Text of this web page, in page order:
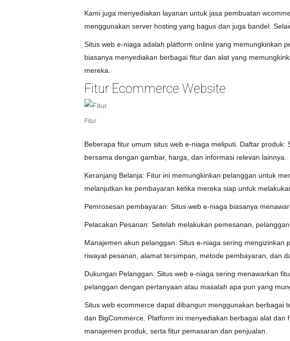
Kami juga menyediakan layanan untuk jasa pembuatan
menggunakan server hosting yang bagus dan juga bandel.
Situs web e-niaga adalah platform online yang memungkinkan
biasanya menyediakan berbagai fitur dan alat yang
mereka.
Fitur Ecommerce Website
Fitur
Beberapa fitur umum situs web e-niaga meliputi. Daftar
bersama dengan gambar, harga, dan informasi relevan lainnya.
Keranjang Belanja: Fitur ini memungkinkan pelanggan untuk
melanjutkan ke pembayaran ketika mereka siap untuk
Pemrosesan pembayaran: Situs web e-niaga biasanya
Pelacakan Pesanan: Setelah melakukan pemesanan,
Manajemen akun pelanggan: Situs e-niaga sering
riwayat pesanan, alamat tersimpan, metode pembayaran, dan
Dukungan Pelanggan: Situs web e-niaga sering menawarkan
pelanggan dengan pertanyaan atau masalah apa pun yang
Situs web ecommerce dapat dibangun menggunakan berbagai
dan BigCommerce. Platform ini menyediakan berbagai alat
manajemen produk, serta fitur pemasaran dan penjualan.